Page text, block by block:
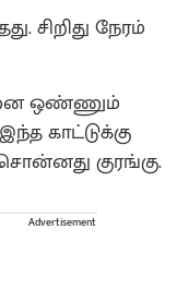
சிறிது நேரம்
ஒண்ணும்
காட்டுக்கு
குரங்கு.
Advertisement